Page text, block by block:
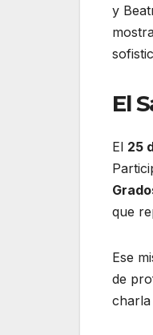
y
El
El 25
que
Ese
de